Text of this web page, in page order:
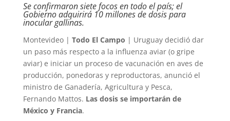
Se confirmaron siete focos en todo el país; el
Gobierno adquirirá 10 millones de dosis para
inocular gallinas.
Montevideo | Todo El Campo | Uruguay decidió dar
un paso más respecto a la influenza aviar (o gripe
aviar) e iniciar un proceso de vacunación en aves de
producción, ponedoras y reproductoras, anunció el
ministro de Ganadería, Agricultura y Pesca,
Fernando Mattos. Las dosis se importarán de
México y Francia.